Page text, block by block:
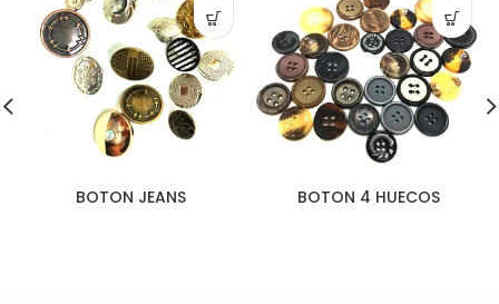
BOTON JEANS BOTON 4 HUECOS